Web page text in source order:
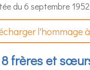
du 6 septembre
l'hommage
frères et